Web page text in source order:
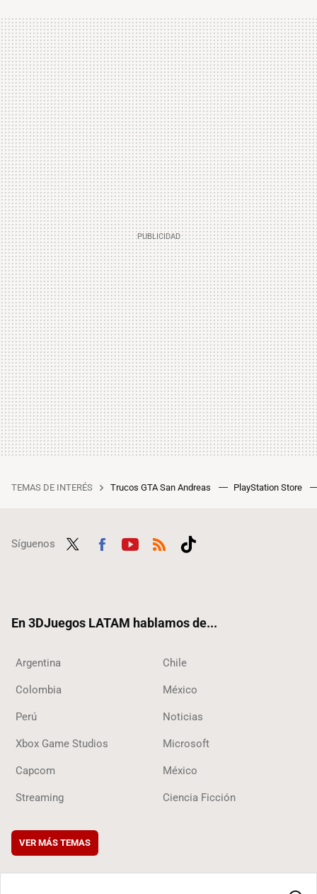
TEMAS DE INTERÉS Trucos GTA San Andreas PlayStation Store
Síguenos
En 3DJuegos LATAM hablamos de...
Argentina Chile
Colombia México
Perú Noticias
Xbox Game Studios Microsoft
Capcom México
Streaming Ciencia Ficción
VER MÁS TEMAS